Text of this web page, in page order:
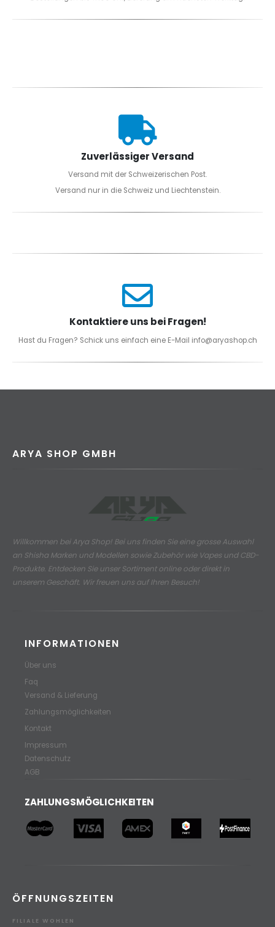
Zuverlässiger Versand
Versand mit der Schweizerischen Post.
Versand nur in die Schweiz und Liechtenstein.
Kontaktiere uns bei Fragen!
Hast du Fragen? Schick uns einfach eine E-Mail info@aryashop.ch
ARYA SHOP GMBH
Willkommen bei Arya Shop! Bei uns finden Sie eine grosse Auswahl
an Shisha Marken und Modellen sowie Zubehör wie Vapes und CBD-
Produkte. Entdecken Sie unser Sortiment online oder direkt in
unserem Geschäft. Wir freuen uns auf Ihren Besuch!
INFORMATIONEN
Über uns
Faq
Versand & Lieferung
Zahlungsmöglichkeiten
Kontakt
Impressum
Datenschutz
AGB
ZAHLUNGSMÖGLICHKEITEN
ÖFFNUNGSZEITEN
FILIALE WOHLEN